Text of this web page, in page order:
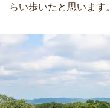
らい歩いたと思います。